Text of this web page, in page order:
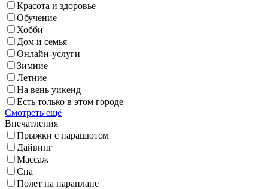
Красота и здоровье
Обучение
Хобби
Дом и семья
Онлайн-услуги
Зимние
Летние
На вень уикенд
Есть только в этом городе
Смотреть ещё
Впечатления
Прыжки с парашютом
Дайвинг
Массаж
Спа
Полет на параплане